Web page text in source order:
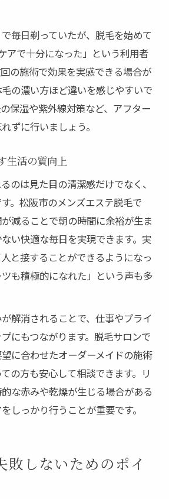
毎日剃っていたが、脱毛を始めて
アで十分になった」という利用者
の施術で効果を実感できる場合が
の濃い方ほど違いを感じやすいで
保湿や紫外線対策など、アフター
ずに行いましょう。
生活の質向上
のは見た目の清潔感だけでなく、
。松阪市のメンズエステ脱毛で
減ることで朝の時間に余裕が生ま
い快適な毎日を実現できます。実
と接することができるようになっ
も積極的になれた」という声も多
解消されることで、仕事やプライ
にもつながります。脱毛サロンで
に合わせたオーダーメイドの施術
の方も安心して相談できます。リ
な赤みや乾燥が生じる場合がある
しっかり行うことが重要です。
敗しないためのポイ